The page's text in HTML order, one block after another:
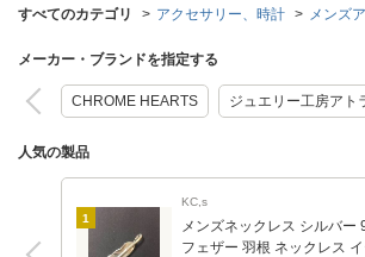
すべてのカテゴリ アクセサリー、時計 メンズ
メーカー・ブランドを指定する
CHROME HEARTS ジュエリー工房アト
人気の製品
1
KC,s
メンズネックレス シルバー
フェザー 羽根 ネックレス